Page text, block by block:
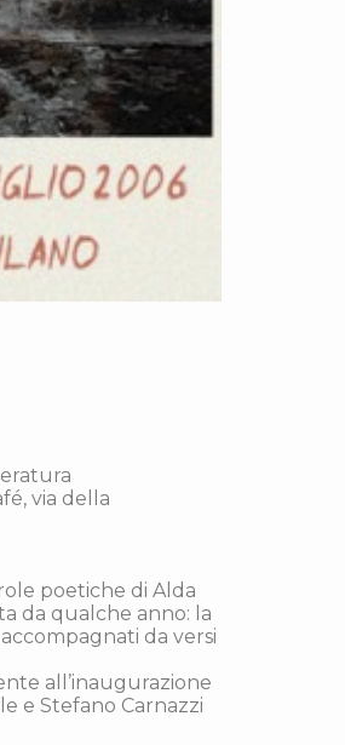
via della
poetiche di Alda
da qualche anno: la
da versi
all’inaugurazione
e Stefano Carnazzi